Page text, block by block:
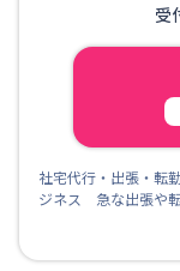
受
社宅代行・出張・転
ジネス 急な出張や